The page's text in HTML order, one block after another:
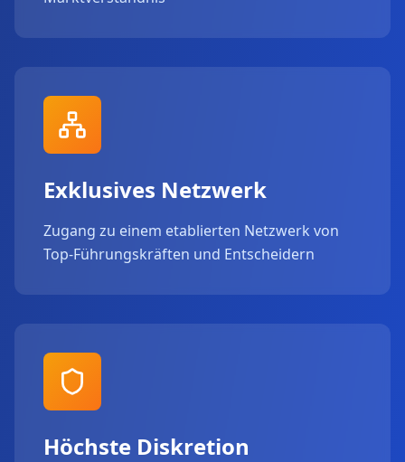
Exklusives Netzwerk
Zugang zu einem etablierten Netzwerk von
Top-Führungskräften und Entscheidern
Höchste Diskretion